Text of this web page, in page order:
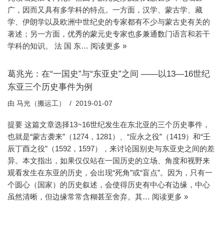
广，因而又具有多学科的特点。一方面，汉学、蒙古学、藏
学、伊朗学以及欧洲中世纪史的专家都有不少与蒙古史有关的
著述；另一方面，优秀的蒙元史专家也多兼通数门语言和若干
学科的知识。 法 国 东… 阅读更多 »
葛兆光：在“一国史”与“东亚史”之间 ——以13—16世纪
东亚三个历史事件为例
由 马光（搬运工） 2019-01-07
提要 这篇文章选择13~16世纪发生在东北亚的三个历史事件，
也就是“蒙古袭来”（1274，1281）、“应永之役”（1419）和“壬
辰丁酉之役”（1592，1597），来讨论国别史与东亚史之间的差
异。本文指出，如果仅仅站在一国历史的立场、角度和视野来
观看发生在东亚的历史，会出现“死角”或“盲点”。因为，只有一
个圆心（国家）的历史叙述，会使得历史有中心有边缘，中心
虽然清晰，但边缘常常含糊甚至舍弃。其… 阅读更多 »